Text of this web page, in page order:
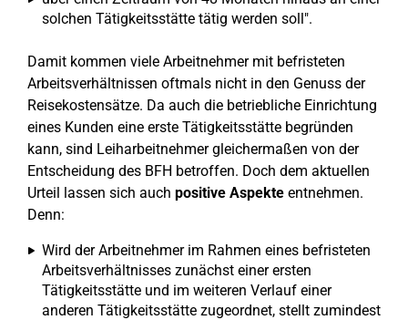
solchen Tätigkeitsstätte tätig werden soll".
Damit kommen viele Arbeitnehmer mit befristeten
Arbeitsverhältnissen oftmals nicht in den Genuss der
Reisekostensätze. Da auch die betriebliche Einrichtung
eines Kunden eine erste Tätigkeitsstätte begründen
kann, sind Leiharbeitnehmer gleichermaßen von der
Entscheidung des BFH betroffen. Doch dem aktuellen
Urteil lassen sich auch positive Aspekte entnehmen.
Denn:
Wird der Arbeitnehmer im Rahmen eines befristeten
Arbeitsverhältnisses zunächst einer ersten
Tätigkeitsstätte und im weiteren Verlauf einer
anderen Tätigkeitsstätte zugeordnet, stellt zumindest